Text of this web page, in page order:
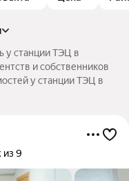
у станции ТЭЦ в
и собственников
у станции ТЭЦ в
из 9